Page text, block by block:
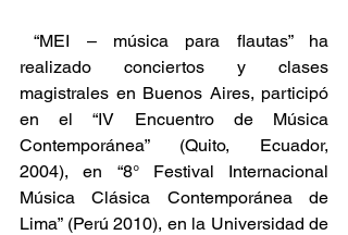
“MEI – música para flautas” ha
realizado conciertos y clases
magistrales en Buenos Aires, participó
en el “IV Encuentro de Música
Contemporánea” (Quito, Ecuador,
2004), en “8° Festival Internacional
Música Clásica Contemporánea de
Lima” (Perú 2010), en la Universidad de